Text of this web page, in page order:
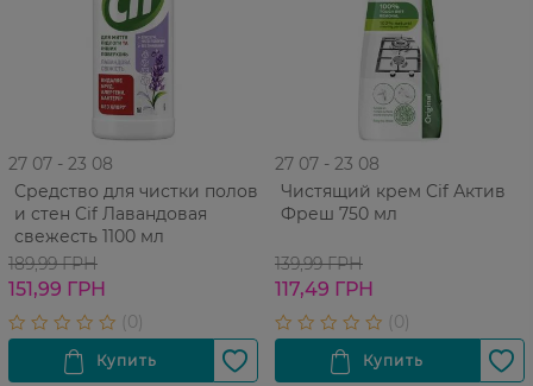
27 07 - 23 08
Средство для чистки полов
и стен Cif Лавандовая
свежесть 1100 мл
189,99 ГРН
151,99 ГРН
27 07 - 23 08
Чистящий крем Cif Актив
Фреш 750 мл
139,99 ГРН
117,49 ГРН